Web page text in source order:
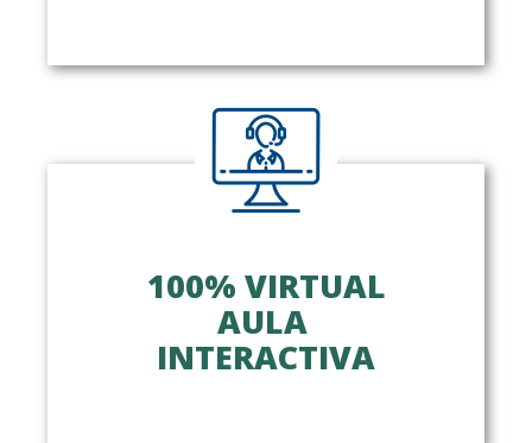
100% VIRTUAL
AULA
INTERACTIVA